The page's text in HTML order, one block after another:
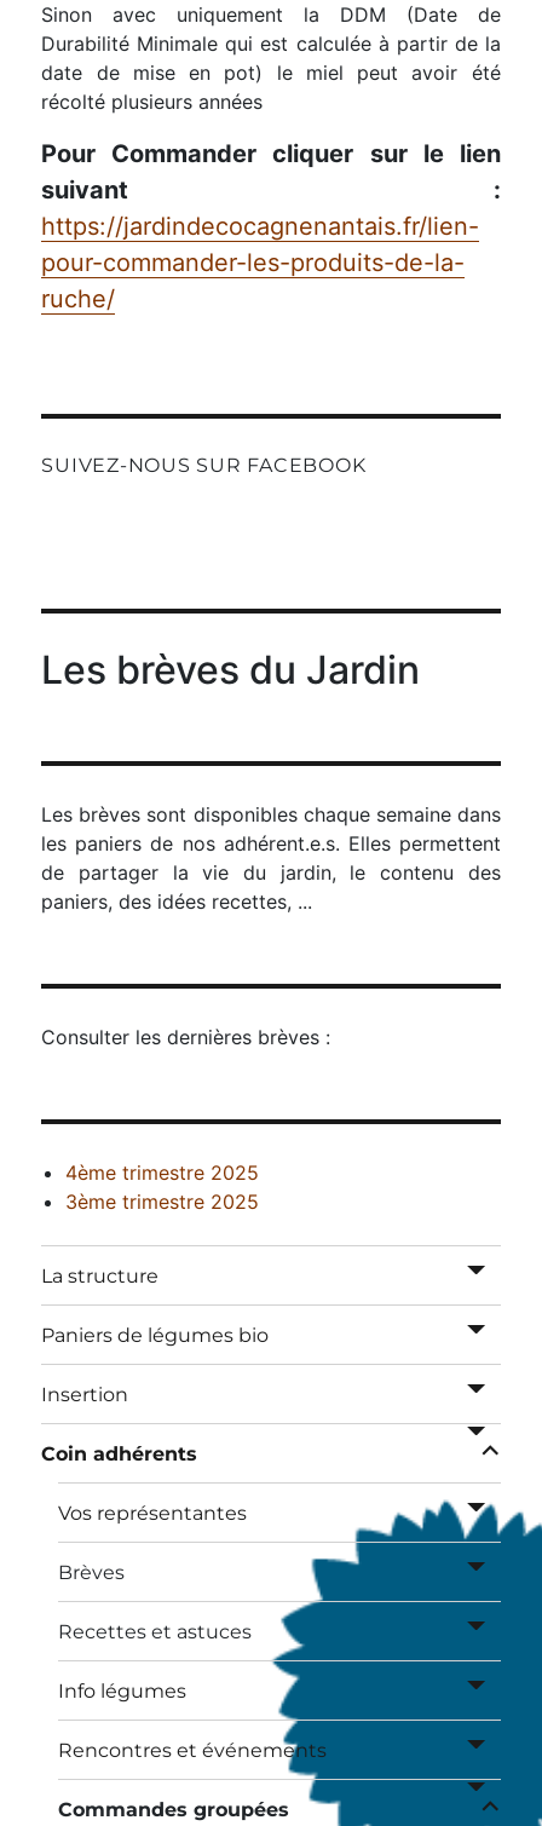
Sinon avec uniquement la DDM (Date de
Durabilité Minimale qui est calculée à partir de la
date de mise en pot) le miel peut avoir été
récolté plusieurs années
Pour Commander cliquer sur le lien
suivant :
https://jardindecocagnenantais.fr/lien-
pour-commander-les-produits-de-la-
ruche/
SUIVEZ-NOUS SUR FACEBOOK
Les brèves du Jardin
Les brèves sont disponibles chaque semaine dans
les paniers de nos adhérent.e.s. Elles permettent
de partager la vie du jardin, le contenu des
paniers, des idées recettes, ...
Consulter les dernières brèves :
4ème trimestre 2025
3ème trimestre 2025
La structure
ouvrir
le
sous-
menu
Paniers de légumes bio
ouvrir
le
sous-
menu
Insertion
ouvrir
le
sous-
menu
Coin adhérents
ouvrir
sous-
menu
Vos représentantes
ouvrir
le
sous-
menu
Brèves
ouvrir
le
sous-
menu
Recettes et astuces
ouvrir
le
sous-
menu
Info légumes
ouvrir
le
sous-
menu
Rencontres et événements
ouvrir
le
sous-
Commandes groupées
ouvrir